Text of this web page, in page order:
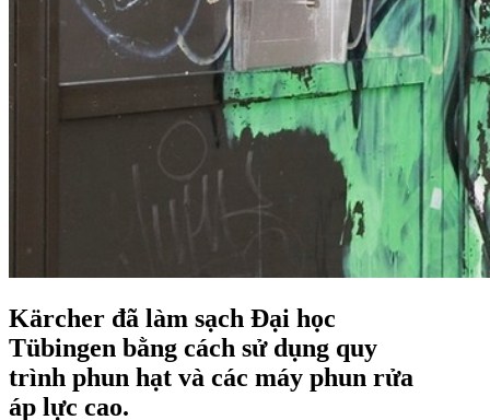
Kärcher đã làm sạch Đại học
Tübingen bằng cách sử dụng quy
trình phun hạt và các máy phun rửa
áp lực cao.